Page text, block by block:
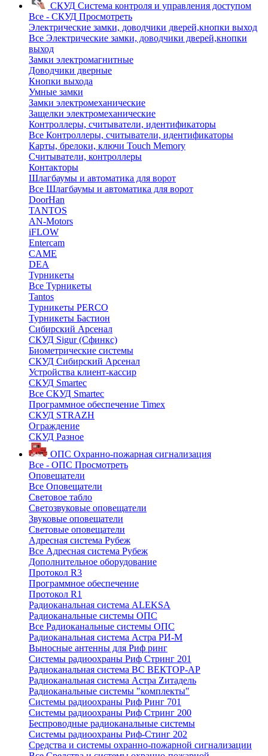
СКУД Система контроля и управления доступом
Все - СКУД Просмотреть
Электрические замки, доводчики дверей,кнопки выход
Все Электрические замки, доводчики дверей,кнопки
выход
Замки электромагнитные
Доводчики дверные
Кнопки выхода
Умные замки
Замки электромеханические
Защелки электромеханические
Контроллеры, считыватели, идентификаторы
Все Контроллеры, считыватели, идентификаторы
Карты, брелоки, ключи Touch Memory
Считыватели, контроллеры
Контакторы
Шлагбаумы и автоматика для ворот
Все Шлагбаумы и автоматика для ворот
DoorHan
TANTOS
AN-Motors
iFLOW
Entercam
CAME
DEA
Турникеты
Все Турникеты
Tantos
Турникеты PERCO
Турникеты Бастион
Сибирский Арсенал
СКУД Sigur (Сфинкс)
Биометрические системы
СКУД Сибирский Арсенал
Устройства клиент-кассир
СКУД Smartec
Все СКУД Smartec
Программное обеспечение Timex
СКУД STRAZH
Ограждение
СКУД Разное
ОПС Охранно-пожарная сигнализация
Все - ОПС Просмотреть
Оповещатели
Все Оповещатели
Световое табло
Светозвуковые оповещатели
Звуковые оповещатели
Световые оповещатели
Адресная система Рубеж
Все Адресная система Рубеж
Дополнительное оборудование
Протокол R3
Программное обеспечение
Протокол R1
Радиоканальная система ALEKSA
Радиоканальные системы ОПС
Все Радиоканальные системы ОПС
Радиоканальная система Астра РИ-М
Выносные антенны для Риф ринг
Системы радиоохраны Риф Стринг 201
Радиоканальная система ВС ВЕКТОР-АР
Радиоканальная система Астра Zитадель
Радиоканальные системы "комплекты"
Системы радиоохраны Риф Ринг 701
Системы радиоохраны Риф Стринг 200
Беспроводные радиоканальные системы
Системы радиоохраны Риф-Стинг 202
Средства и системы охранно-пожарной сигнализации